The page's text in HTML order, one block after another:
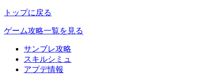
トップに戻る
ゲーム攻略一覧を見る
サンブレ攻略
スキルシミュ
アプデ情報